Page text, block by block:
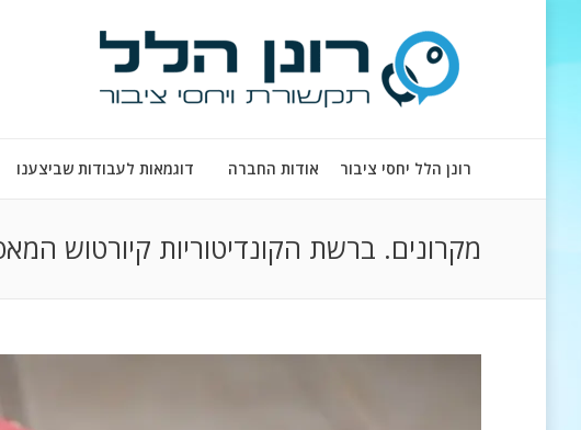
רונן הלל יחסי ציבור אודות החברה דוגמאות לעבודות שביצענו
מקרונים. ברשת הקונדיטוריות קיורטוש